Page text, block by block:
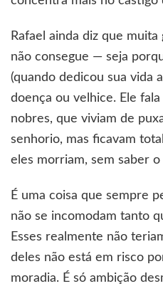
Rafael ainda diz que
não consegue — seja
(quando dedicou sua vida
doença ou velhice. Ele
nobres, que viviam de
senhorio, mas ficavam
eles morriam, sem saber
É uma coisa que sempre
não se incomodam tanto
Esses realmente não
deles não está em risco
moradia. É só ambição